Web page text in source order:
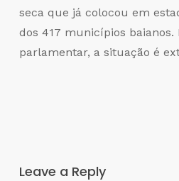
seca que já colocou em
dos 417 municípios baianos.
parlamentar, a situação é
Leave a Reply